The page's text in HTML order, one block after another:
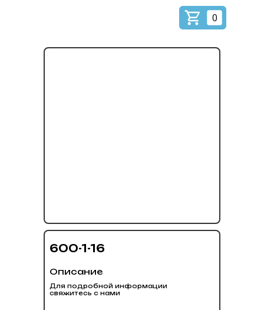
0
600-1-16
Описание
Для подробной информации
свяжитесь с нами